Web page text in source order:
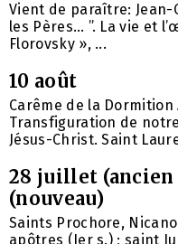
Vient de paraître: Jean-
les Pères… ”. La vie et
Florovsky », ...
10 août
Carême de la
Transfiguration de
Jésus-Christ. Saint
28 juillet (ancien
(nouveau)
Saints Prochore,
apôtres (Ier s.) ; saint